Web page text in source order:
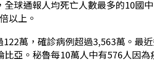
球通報人均死亡人數最多的10國
以上。
萬，確診病例超過3,563萬。最
亞。秘魯每10萬人中有576人因為